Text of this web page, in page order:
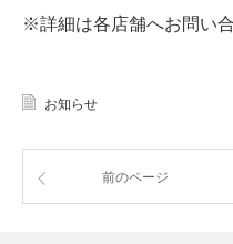
※詳細は各店舗へお問い合
お知らせ
前のページ